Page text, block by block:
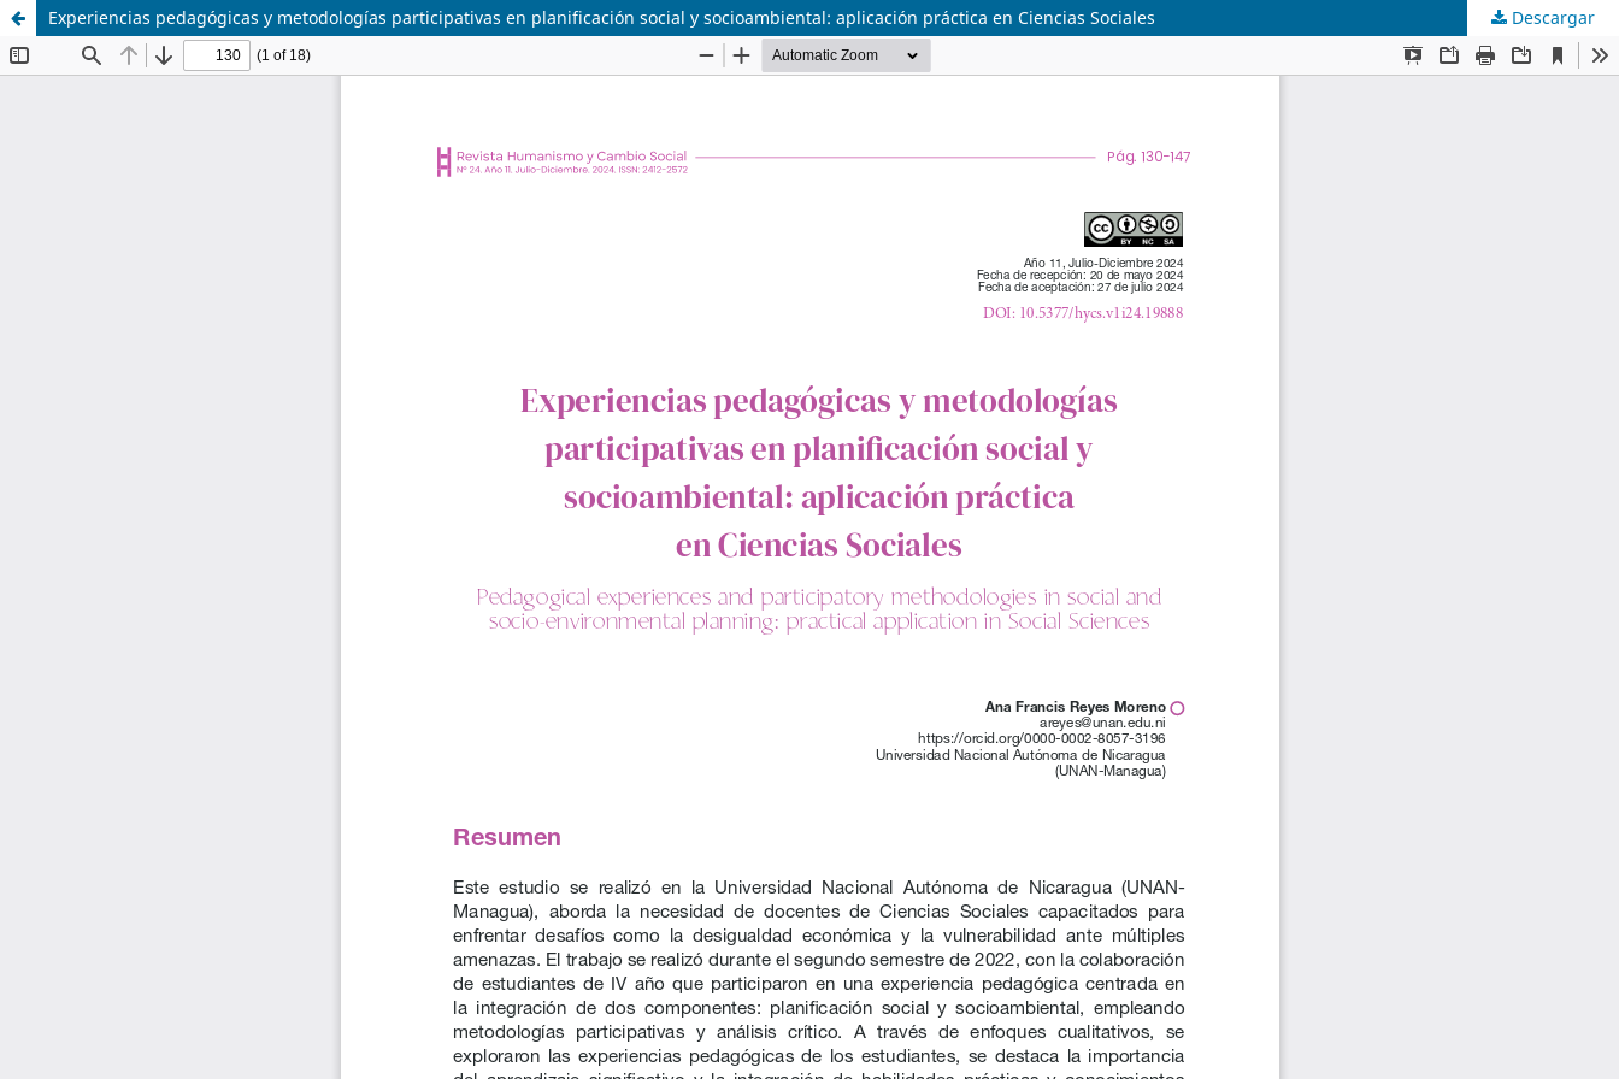
Experiencias pedagógicas y metodologías participativas en planificación social y socioambiental: aplicación práctica en Ciencias Sociales Descargar